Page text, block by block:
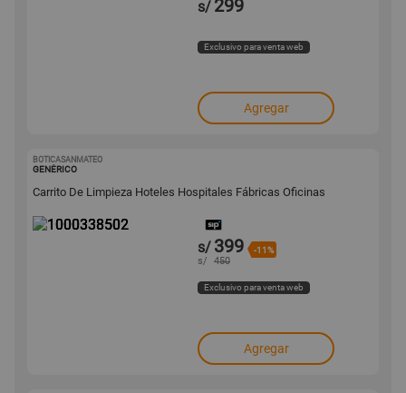
s/ 299
Exclusivo para venta web
Agregar
BOTICASANMATEO
GENÉRICO
Carrito De Limpieza Hoteles Hospitales Fábricas Oficinas
s/ 399 -11%
s/ 450
Exclusivo para venta web
Agregar